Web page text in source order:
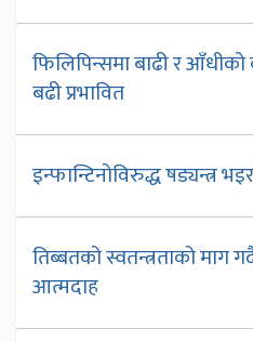
फिलिपिन्समा बाढी र
बढी प्रभावित
इन्फान्टिनोविरुद्ध षड्यन्त्र
तिब्बतको स्वतन्त्रताको माग
आत्मदाह